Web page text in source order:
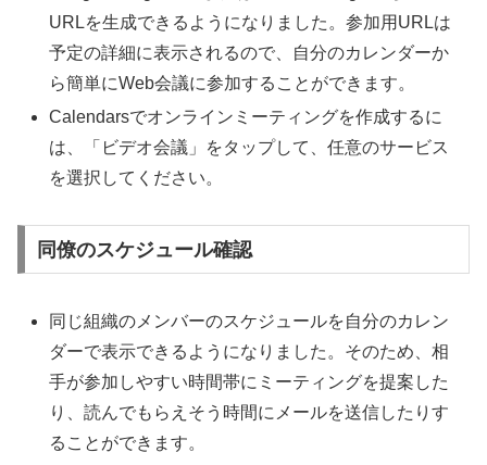
URLを生成できるようになりました。参加用URLは
予定の詳細に表示されるので、自分のカレンダーか
ら簡単にWeb会議に参加することができます。
Calendarsでオンラインミーティングを作成するに
は、「ビデオ会議」をタップして、任意のサービス
を選択してください。
同僚のスケジュール確認
同じ組織のメンバーのスケジュールを自分のカレン
ダーで表示できるようになりました。そのため、相
手が参加しやすい時間帯にミーティングを提案した
り、読んでもらえそう時間にメールを送信したりす
ることができます。